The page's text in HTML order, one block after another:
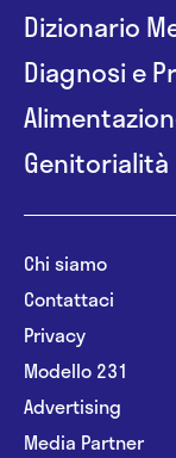
Dizionario
Diagnosi e
Genitorialità
Chi siamo
Contattaci
Privacy
Modello 231
Advertising
Media Partner